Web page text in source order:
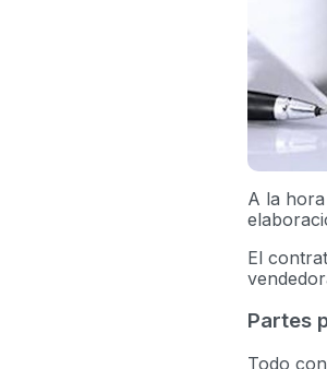
A la
El
Partes
Todo